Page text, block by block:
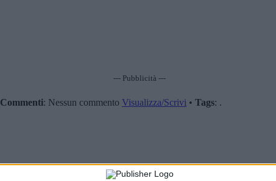
--- Pubblicità ---
Commenti: Nessun commento Visualizza/Scrivi • Tags: .